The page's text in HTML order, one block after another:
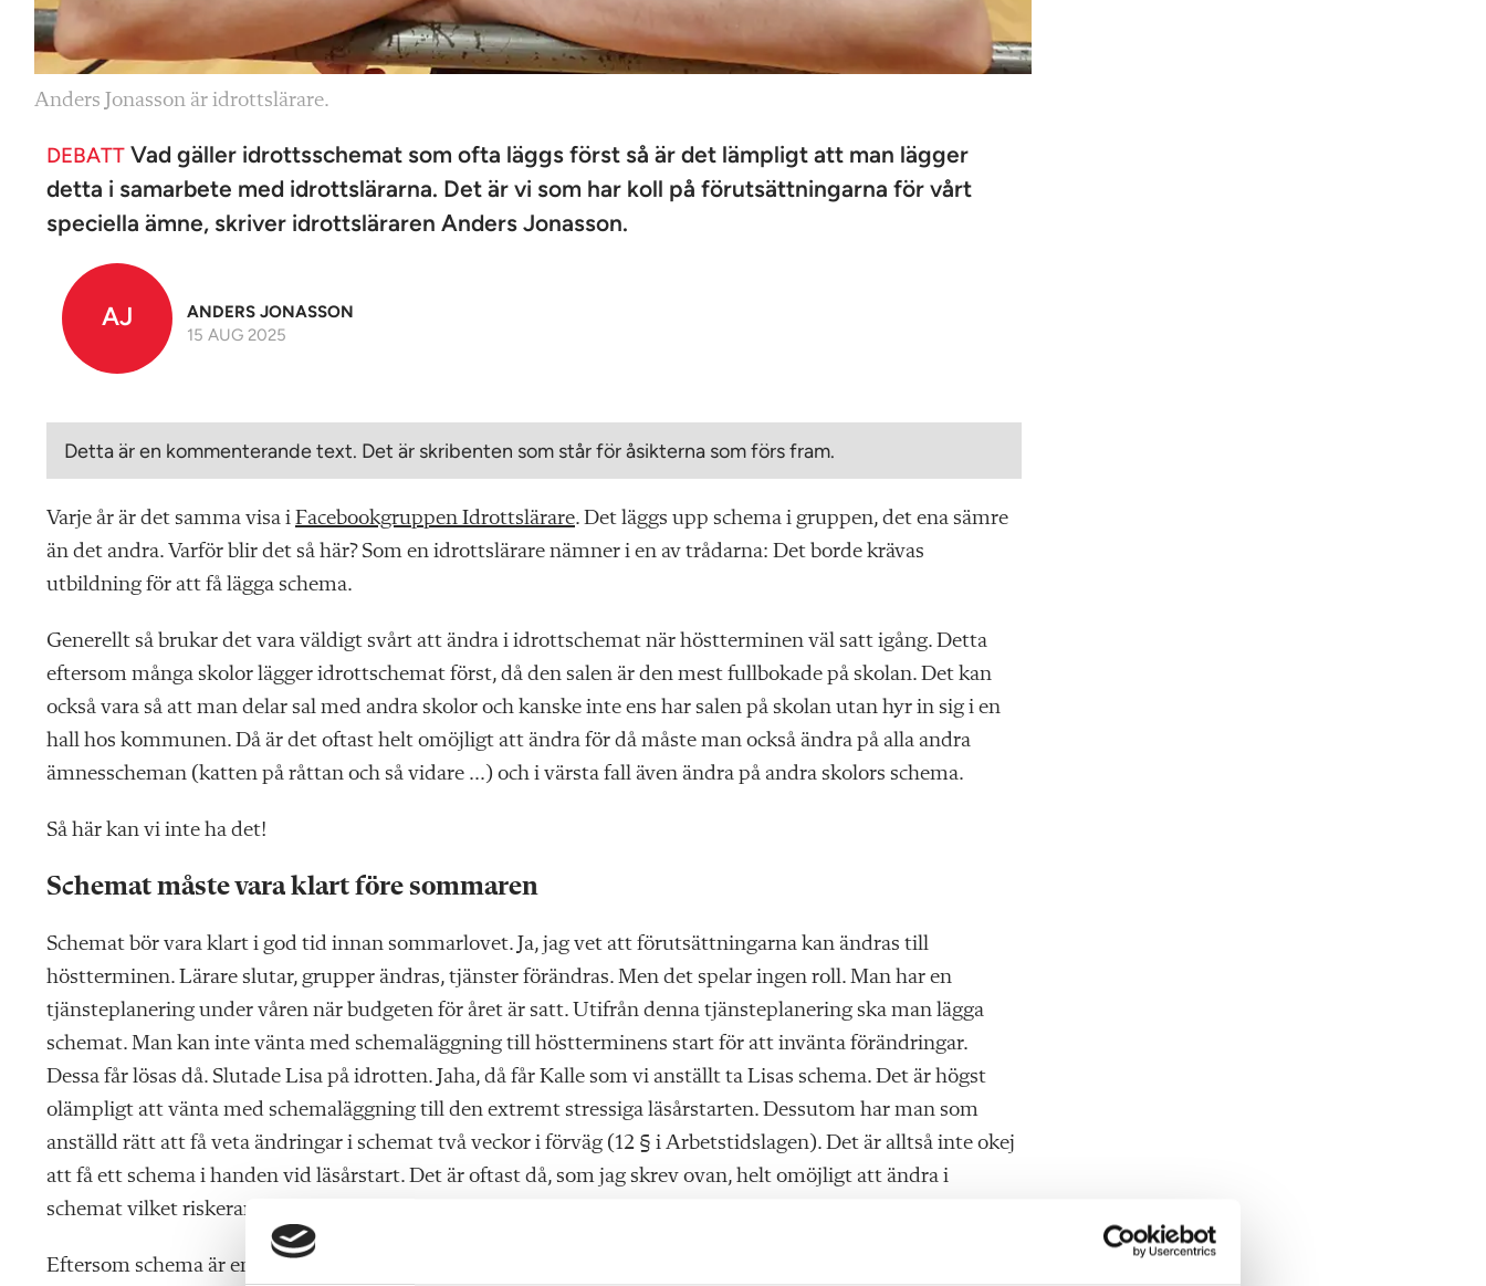
Anders Jonasson är idrottslärare.
DEBATT Vad gäller idrottsschemat som ofta läggs först så är det lämpligt att man lägger
detta i samarbete med idrottslärarna. Det är vi som har koll på förutsättningarna för vårt
speciella ämne, skriver idrottsläraren Anders Jonasson.
AJ
ANDERS JONASSON
15 AUG 2025
Detta är en kommenterande text. Det är skribenten som står för åsikterna som förs fram.
Varje år är det samma visa i Facebookgruppen Idrottslärare. Det läggs upp schema i gruppen, det ena sämre
än det andra. Varför blir det så här? Som en idrottslärare nämner i en av trådarna: Det borde krävas
utbildning för att få lägga schema.
Generellt så brukar det vara väldigt svårt att ändra i idrottschemat när höstterminen väl satt igång. Detta
eftersom många skolor lägger idrottschemat först, då den salen är den mest fullbokade på skolan. Det kan
också vara så att man delar sal med andra skolor och kanske inte ens har salen på skolan utan hyr in sig i en
hall hos kommunen. Då är det oftast helt omöjligt att ändra för då måste man också ändra på alla andra
ämnesscheman (katten på råttan och så vidare …) och i värsta fall även ändra på andra skolors schema.
Så här kan vi inte ha det!
Schemat måste vara klart före sommaren
Schemat bör vara klart i god tid innan sommarlovet. Ja, jag vet att förutsättningarna kan ändras till
höstterminen. Lärare slutar, grupper ändras, tjänster förändras. Men det spelar ingen roll. Man har en
tjänsteplanering under våren när budgeten för året är satt. Utifrån denna tjänsteplanering ska man lägga
schemat. Man kan inte vänta med schemaläggning till höstterminens start för att invänta förändringar.
Dessa får lösas då. Slutade Lisa på idrotten. Jaha, då får Kalle som vi anställt ta Lisas schema. Det är högst
olämpligt att vänta med schemaläggning till den extremt stressiga läsårstarten. Dessutom har man som
anställd rätt att få veta ändringar i schemat två veckor i förväg (12 § i Arbetstidslagen). Det är alltså inte okej
att få ett schema i handen vid läsårstart. Det är oftast då, som jag skrev ovan, helt omöjligt att ändra i
schemat vilket riskerar att bli ett arbetsmiljöproblem för resten av läsåret.
Eftersom schema är en arbetsmiljöfråga ska dessa samverkas i skolans samverkansgrupp där skyddsombud